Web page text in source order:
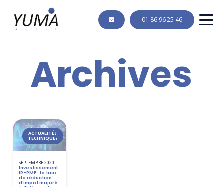
01 86 96 25 46
Archives
ACTUALITÉS
TECHNIQUES
SEPTEMBRE 2020
Investissement
IR-PME : le taux
de réduction
d’impôt majoré